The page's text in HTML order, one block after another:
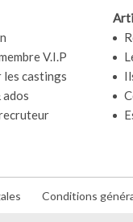
V.I.P
castings
ados
Conditions